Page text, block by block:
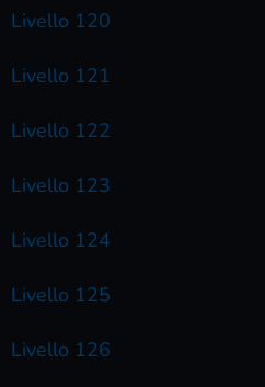
Livello 120
Livello 121
Livello 122
Livello 123
Livello 124
Livello 125
Livello 126